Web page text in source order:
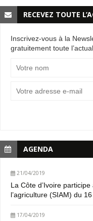
RECEVEZ TOUTE
Inscrivez-vous à la
gratuitement toute
AGENDA
21/04/2019
La Côte d’Ivoire
l’agriculture (SIAM) du
17/04/2019